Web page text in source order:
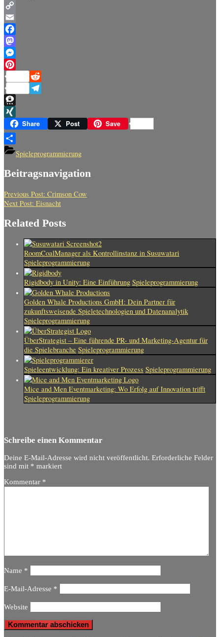
Copy
Link
Email
Facebook
Mastodon
Messenger
Pinterest
Reddit
Telegram
Threema
XINGShare Post Save
TeilenSpieleprogrammierung
Beitragsnavigation
Previous Post: Crimson Cow
Next Post: Eisnacht
Related Posts
RoomCoalManager als Kontrollinstanz in Susuwatari
Spieleprogrammierung
Rigidbody in Unity: Eine Einführung Spieleprogrammierung
Golden Whale Productions GmbH: Dein Partner für
zukunftsweisende Spieletechnologien und Datenanalytik
Spieleprogrammierung
ÜberStrategist – Eine führende PR- und Marketing-Agentur für
die Spielebranche Spieleprogrammierung
Spieleentwicklung: Ein kreativer Prozess Spieleprogrammierung
Mice and Men Eventmarketing: Wo Erfolg auf Innovation trifft
Spieleprogrammierung
Schreibe einen Kommentar
Deine E-Mail-Adresse wird nicht veröffentlicht. Erforderliche Felder
sind mit * markiert
Kommentar *
Name *
E-Mail-Adresse *
Website